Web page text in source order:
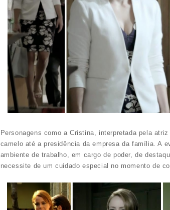
Personagens como a Cristina, interpretada pela
camelo até a presidência da empresa da família. A
ambiente de trabalho, em cargo de poder, de
necessite de um cuidado especial no momento de